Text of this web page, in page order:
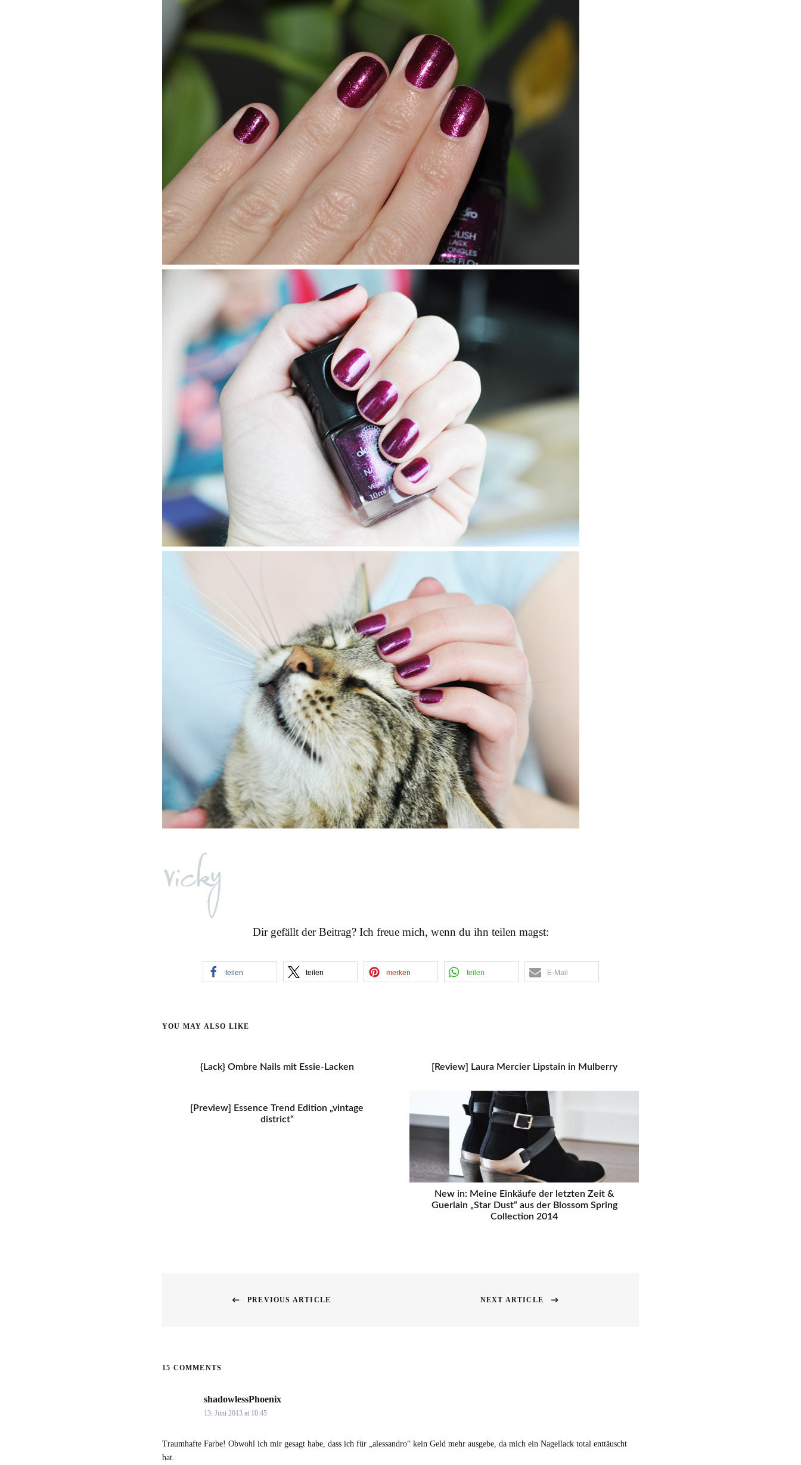
Dir gefällt der Beitrag? Ich freue mich, wenn du ihn teilen magst:
teilen teilen merken teilen E-Mail
YOU MAY ALSO LIKE
{Lack} Ombre Nails mit Essie-Lacken [Review] Laura Mercier Lipstain in Mulberry
[Preview] Essence Trend Edition „vintage
district“
New in: Meine Einkäufe der letzten Zeit &
Guerlain „Star Dust“ aus der Blossom Spring
Collection 2014
PREVIOUS ARTICLE NEXT ARTICLE
15 COMMENTS
shadowlessPhoenix
13. Juni 2013 at 10:45
Traumhafte Farbe! Obwohl ich mir gesagt habe, dass ich für „alessandro“ kein Geld mehr ausgebe, da mich ein Nagellack total enttäuscht
hat.